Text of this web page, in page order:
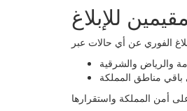
للإبلاغ
والرياض والشرقية
مناطق المملكة